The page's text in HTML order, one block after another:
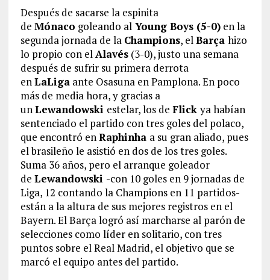
Después de sacarse la espinita
de Mónaco goleando alYoung Boys (5-0)en la
segunda jornada de la Champions, elBarça hizo
lo propio con elAlavés(3-0), justo una semana
después de sufrir su primera derrota
enLaLigaante Osasuna en Pamplona. En poco
más de media hora, y gracias a
unLewandowski estelar, los de Flickya habían
sentenciado el partido con tres goles del polaco,
que encontró enRaphinha a su gran aliado, pues
el brasileño le asistió en dos de los tres goles.
Suma 36 años, pero el arranque goleador
de Lewandowski -con 10 goles en 9 jornadas de
Liga, 12 contando la Champions en 11 partidos-
están a la altura de sus mejores registros en el
Bayern. El Barça logró así marcharse al parón de
selecciones como líder en solitario, con tres
puntos sobre el Real Madrid, el objetivo que se
marcó el equipo antes del partido.